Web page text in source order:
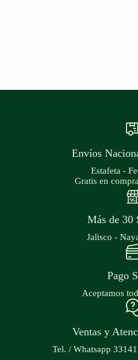
Envíos
Estafeta -
Gratis en
Más de 30
Jalisco -
Pago
Aceptamos
Ventas y
Tel. / Whatsapp